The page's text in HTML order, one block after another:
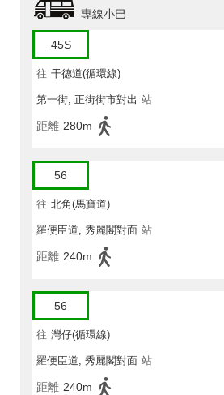
專線小巴
45S
往 干德道(循環線)
第一街, 正街街市對出 站
距離 280m
56
往 北角(馬寶道)
羅便臣道, 秀麗閣對面 站
距離 240m
56
往 灣仔(循環線)
羅便臣道, 秀麗閣對面 站
距離 240m